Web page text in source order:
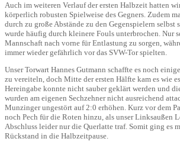
Auch im weiteren Verlauf der ersten Halbzeit hatten
körperlich robusten Spielweise des Gegners. Zudem
durch zu große Abstände zu den Gegenspielern selbst
wurde häufig durch kleinere Fouls unterbrochen. Nur
Mannschaft nach vorne für Entlastung zu sorgen,
immer wieder gefährlich vor das SVW-Tor spielten.
Unser Torwart Hannes Gutmann schaffte es noch
zu vereiteln, doch Mitte der ersten Hälfte kam es wie
Hereingabe konnte nicht sauber geklärt werden und
wurden am eigenen Sechzehner nicht ausreichend
Munzinger ungestört auf 2:0 erhöhen. Kurz vor dem
noch Pech für die Roten hinzu, als unser Linksaußen
Abschluss leider nur die Querlatte traf. Somit ging es
Rückstand in die Halbzeitpause.